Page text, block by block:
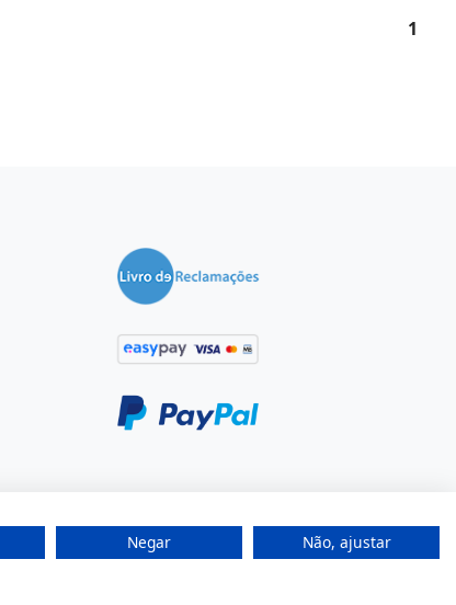
1
Negar Não, ajustar